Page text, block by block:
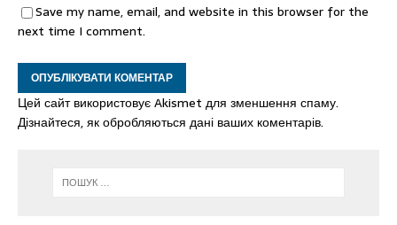
Save my name, email, and website in this browser for the
next time I comment.
Цей сайт використовує Akismet для зменшення спаму.
Дізнайтеся, як обробляються дані ваших коментарів.